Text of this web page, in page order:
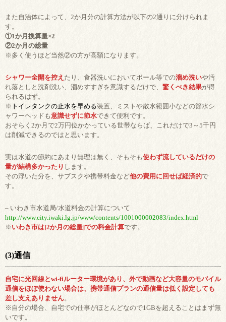
また自治体によって、2か月分の計算方法が以下の2通りに分けられま
す。
①1か月換算量×2
②2か月の総量
※多く使うほど当然②の方が高額になります。
シャワー全開を控え たり、食器洗いにおいてボール等での溜め洗いや汚
れ落としと洗剤洗い、溜めすすぎを意識するだけで、 驚くべき結果が得
られるはず。
※ トイレタンクの止水を早める装置、ミストや散水範囲小などの節水シ
ャワーヘッドも意識せずに節水できて便利です。
おそらく2か月で2万円位かかっている世帯ならば、これだけで3～5千円
は削減できるのではと思います。
実は水道の節約にあまり無理は無く、そもそも使わず流しているだけの
量が結構多かったり します。
その浮いた分を、サブスクや携帯料金など他の費用に回せば経済的で
す。
– いわき市水道局/水道料金の計算について
http://www.city.iwaki.lg.jp/www/contents/1001000002083/index.html
※ いわき市は[2か月の総量]での料金計算です。
(3)通信
自宅に光回線とwi-fiルーター環境があり、外で動画など大容量のモバイル
通信をほぼ使わない場合は、携帯通信プランの通信量は低く設定しても
差し支えありません。
※自分の場合、自宅での仕事がほとんどなので1GBを超えることはまず無
いです。